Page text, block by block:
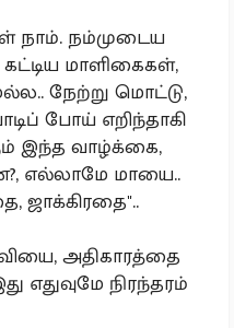
நாம். நம்முடைய
மாளிகைகள்,
நேற்று மொட்டு,
போய் எறிந்தாகி
இந்த வாழ்க்கை,
எல்லாமே மாயை..
ஜாக்கிரதை"..
அதிகாரத்தை
எதுவுமே நிரந்தரம்